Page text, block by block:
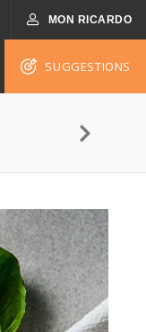
MON RICARDO
SUGGESTIONS